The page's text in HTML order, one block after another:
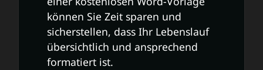
können Sie Zeit sparen und
sicherstellen, dass Ihr Lebenslauf
übersichtlich und ansprechend
formatiert ist.